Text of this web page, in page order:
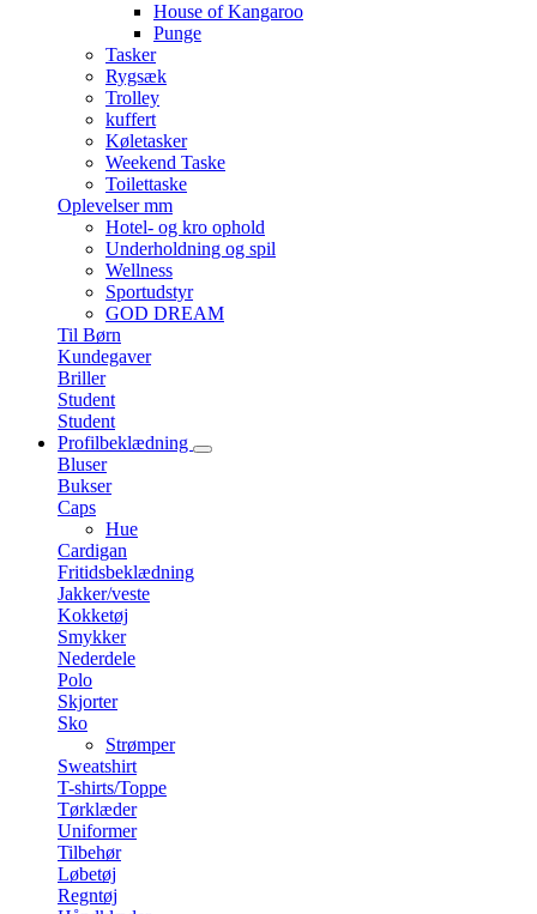
House of Kangaroo
Punge
Tasker
Rygsæk
Trolley
kuffert
Køletasker
Weekend Taske
Toilettaske
Oplevelser mm
Hotel- og kro ophold
Underholdning og spil
Wellness
Sportudstyr
GOD DREAM
Til Børn
Kundegaver
Briller
Student
Student
Profilbeklædning
Bluser
Bukser
Caps
Hue
Cardigan
Fritidsbeklædning
Jakker/veste
Kokketøj
Smykker
Nederdele
Polo
Skjorter
Sko
Strømper
Sweatshirt
T-shirts/Toppe
Tørklæder
Uniformer
Tilbehør
Løbetøj
Regntøj